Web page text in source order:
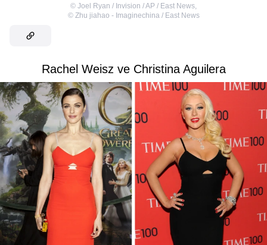
© Joel Ryan / Invision / AP / East News,
© Zhu jiahao - Imaginechina / East News
Rachel Weisz ve Christina Aguilera